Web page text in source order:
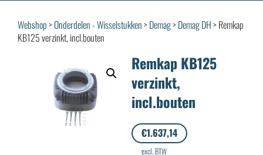
Webshop>Onderdelen - Wisselstukken> Demag> Demag DH> Remkap
KB125 verzinkt, incl.bouten
Remkap KB125
verzinkt,
incl.bouten
€1.637,14
excl. BTW